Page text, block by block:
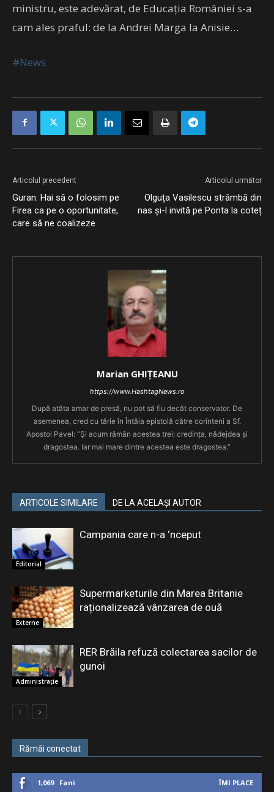
ministru, este adevărat, de Educația României s-a
cam ales praful: de la Andrei Marga la Anisie…
#News
Articolul precedent
Guran: Hai să o folosim pe
Firea ca pe o oportunitate,
care să ne coalizeze
Articolul următor
Olguța Vasilescu strâmbă din
nas și-l invită pe Ponta la coteț
Marian GHIȚEANU
https://www.HashtagNews.ro
După atâta amar de presă, nu pot să fiu decât conservator. De
asemenea, cred cu tărie în Întâia epistolă către corinteni a Sf.
Apostol Pavel: “Şi acum rămân acestea trei: credinţa, nădejdea şi
dragostea. Iar mai mare dintre acestea este dragostea.”
ARTICOLE SIMILARE DE LA ACELAȘI AUTOR
Editorial
Campania care n-a ‘nceput
Externe
Supermarketurile din Marea Britanie
raționalizează vânzarea de ouă
Administrație
RER Brăila refuză colectarea sacilor de
gunoi
Rămâi conectat
1,069 Fani ÎMI PLACE